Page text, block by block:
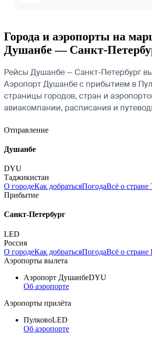
Города и аэропорты на
Душанбе — Санкт-
Рейсы Душанбе — Санкт-Петербург
Аэропорт Душанбе с прибытием в
страницы городов, стран и
авиакомпании, расписания и
Отправление
Душанбе
DYU
Таджикистан
О городеКак добратьсяПогодаВсё о
Прибытие
Санкт-Петербург
LED
Россия
О городеКак добратьсяПогодаВсё о стране
Аэропорты вылета
Аэропорт ДушанбеDYU
Об аэропорте
Аэропорты прилёта
ПулковоLED
Об аэропорте